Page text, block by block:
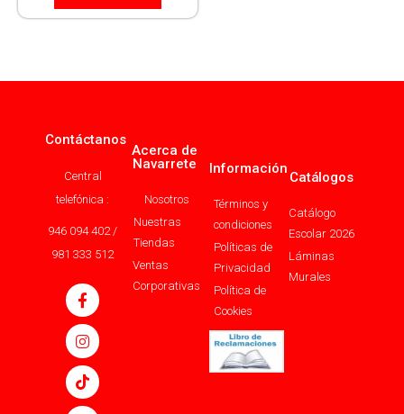
Contáctanos
Central
telefónica :
946 094 402 /
981 333 512
Acerca de
Navarrete
Nosotros
Nuestras
Tiendas
Ventas
Corporativas
Información
Términos y
condiciones
Políticas de
Privacidad
Política de
Cookies
Catálogos
Catálogo
Escolar 2026
Láminas
Murales